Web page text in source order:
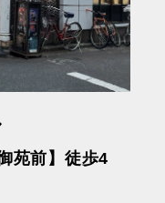
苑前】徒歩4